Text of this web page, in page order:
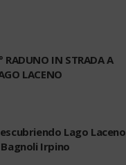
RADUNO IN STRADA A
LACENO
Lago Laceno
Irpino